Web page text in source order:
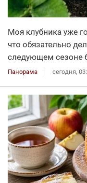
Моя клубника уже
что обязательно
следующем сезоне
Панорама сегодня,